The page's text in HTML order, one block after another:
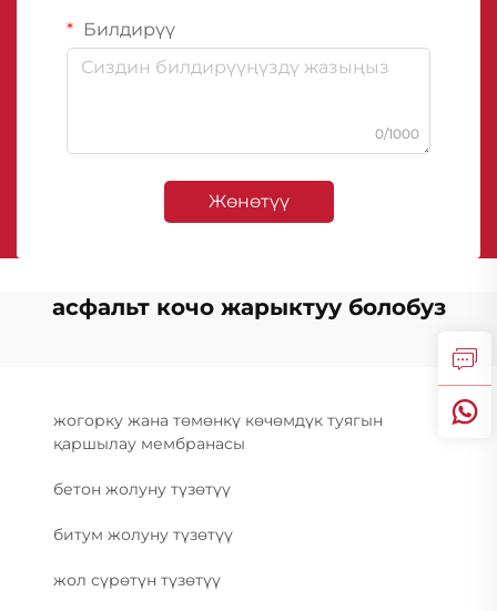
Билдирүү
0/1000
Жөнөтүү
асфальт кочо жарыктуу болобуз
жогорку жана төмөнкү көчөмдүк туягын
қаршылау мембранасы
бетон жолуну түзөтүү
битум жолуну түзөтүү
жол сүрөтүн түзөтүү